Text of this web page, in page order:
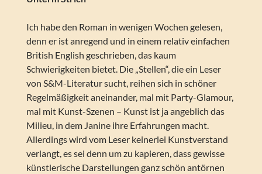
Ich habe den Roman in wenigen Wochen gelesen,
denn er ist anregend und in einem relativ einfachen
British English geschrieben, das kaum
Schwierigkeiten bietet. Die „Stellen“, die ein Leser
von S&M-Literatur sucht, reihen sich in schöner
Regelmäßigkeit aneinander, mal mit Party-Glamour,
mal mit Kunst-Szenen – Kunst ist ja angeblich das
Milieu, in dem Janine ihre Erfahrungen macht.
Allerdings wird vom Leser keinerlei Kunstverstand
verlangt, es sei denn um zu kapieren, dass gewisse
künstlerische Darstellungen ganz schön antörnen